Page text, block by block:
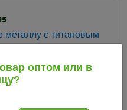
металлу с титановым
оптом или в